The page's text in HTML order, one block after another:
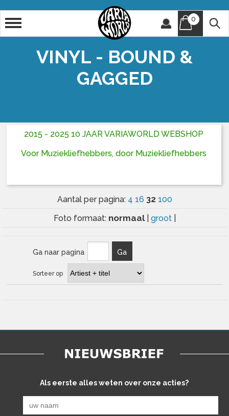
0
VINYL - BOUND &
GAGGED
2015 - 2025 10 JAAR VARIAWORLD WEBSHOP
Voor Muziekliefhebbers, door Muziekliefhebbers
Aantal per pagina: 4 16 32 100
Foto formaat: normaal groot
Ga naar pagina Ga
Sorteer op
Als eerste alles weten over onze acties?